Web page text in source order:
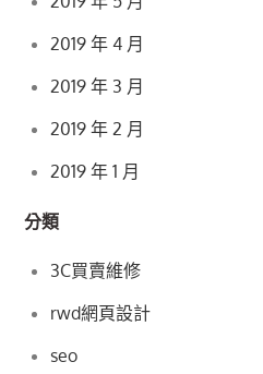
2019 年 4 月
2019 年 3 月
2019 年 2 月
2019 年 1 月
分類
3C買賣維修
rwd網頁設計
seo